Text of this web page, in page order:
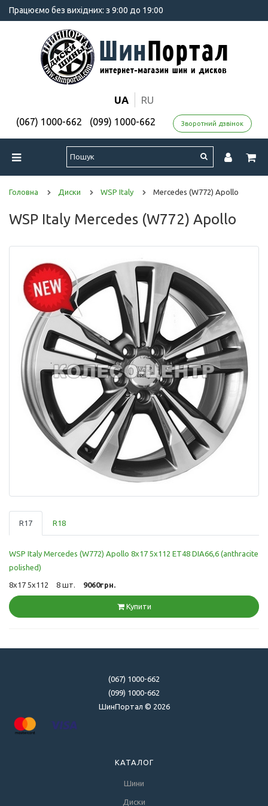
Працюємо без вихідних: з 9:00 до 19:00
UA RU
(067) 1000-662 (099) 1000-662 Зворотний дзвінок
Головна Диски WSP Italy Mercedes (W772) Apollo
WSP Italy Mercedes (W772) Apollo
R17 R18
WSP Italy Mercedes (W772) Apollo 8x17 5x112 ET48 DIA66,6 (anthracite
polished)
8x17 5x112 8 шт. 9060грн.
Купити
(067) 1000-662
(099) 1000-662
ШинПортал © 2026
КАТАЛОГ
Шини
Диски